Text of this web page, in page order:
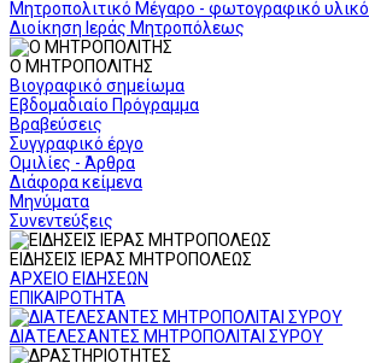
Μητροπολιτικό Μέγαρο - φωτογραφικό υλικό
Διοίκηση Ιεράς Μητροπόλεως
Ο ΜΗΤΡΟΠΟΛΙΤΗΣ
Βιογραφικό σημείωμα
Εβδομαδιαίο Πρόγραμμα
Βραβεύσεις
Συγγραφικό έργο
Ομιλίες - Άρθρα
Διάφορα κείμενα
Μηνύματα
Συνεντεύξεις
ΕΙΔΗΣΕΙΣ ΙΕΡΑΣ ΜΗΤΡΟΠΟΛΕΩΣ
ΑΡΧΕΙΟ ΕΙΔΗΣΕΩΝ
ΕΠΙΚΑΙΡΟΤΗΤΑ
ΔΙΑΤΕΛΕΣΑΝΤΕΣ ΜΗΤΡΟΠΟΛΙΤΑΙ ΣΥΡΟΥ